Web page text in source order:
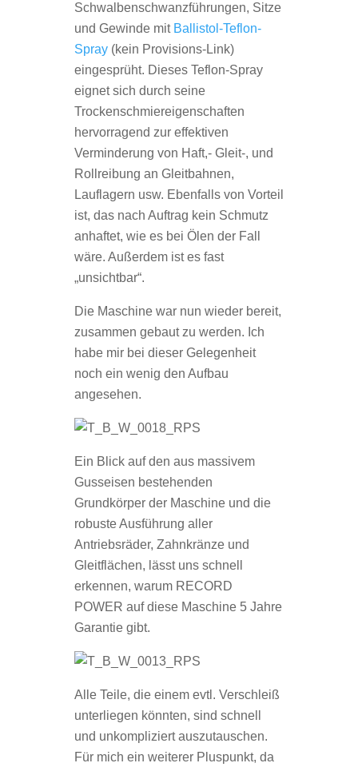
Schwalbenschwanzführungen, Sitze
und Gewinde mit Ballistol-Teflon-
Spray(kein Provisions-Link)
eingesprüht. Dieses Teflon-Spray
eignet sich durch seine
Trockenschmiereigenschaften
hervorragend zur effektiven
Verminderung von Haft,- Gleit-, und
Rollreibung an Gleitbahnen,
Lauflagern usw. Ebenfalls von Vorteil
ist, das nach Auftrag kein Schmutz
anhaftet, wie es bei Ölen der Fall
wäre. Außerdem ist es fast
„unsichtbar“.
Die Maschine war nun wieder bereit,
zusammen gebaut zu werden. Ich
habe mir bei dieser Gelegenheit
noch ein wenig den Aufbau
angesehen.
Ein Blick auf den aus massivem
Gusseisen bestehenden
Grundkörper der Maschine und die
robuste Ausführung aller
Antriebsräder, Zahnkränze und
Gleitflächen, lässt uns schnell
erkennen, warum RECORD
POWER auf diese Maschine 5 Jahre
Garantie gibt.
Alle Teile, die einem evtl. Verschleiß
unterliegen könnten, sind schnell
und unkompliziert auszutauschen.
Für mich ein weiterer Pluspunkt, da